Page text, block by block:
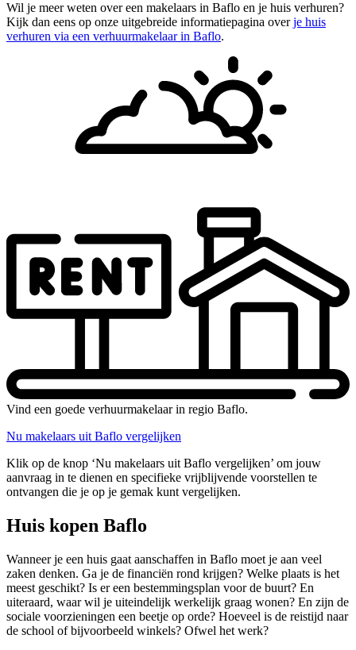
Wil je meer weten over een makelaars in Baflo en je huis verhuren?
Kijk dan eens op onze uitgebreide informatiepagina overje huis
verhuren via een verhuurmakelaar in Baflo.
Vind een goede verhuurmakelaar in regio Baflo.
Nu makelaars uit Baflo vergelijken
Klik op de knop ‘Nu makelaars uit Baflo vergelijken’ om jouw
aanvraag in te dienen en specifieke vrijblijvende voorstellen te
ontvangen die je op je gemak kunt vergelijken.
Huis kopen Baflo
Wanneer je een huis gaat aanschaffen in Baflo moet je aan veel
zaken denken. Ga je de financiën rond krijgen? Welke plaats is het
meest geschikt? Is er een bestemmingsplan voor de buurt? En
uiteraard, waar wil je uiteindelijk werkelijk graag wonen? En zijn de
sociale voorzieningen een beetje op orde? Hoeveel is de reistijd naar
de school of bijvoorbeeld winkels? Ofwel het werk?